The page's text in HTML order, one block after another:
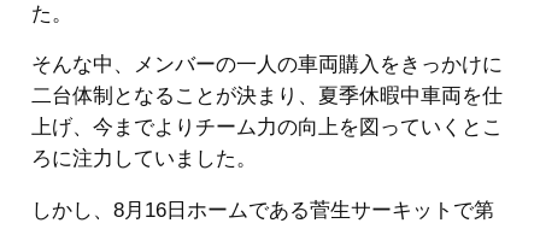
た。
そんな中、メンバーの一人の車両購入をきっかけに
二台体制となることが決まり、夏季休暇中車両を仕
上げ、今までよりチーム力の向上を図っていくとこ
ろに注力していました。
しかし、8月16日ホームである菅生サーキットで第